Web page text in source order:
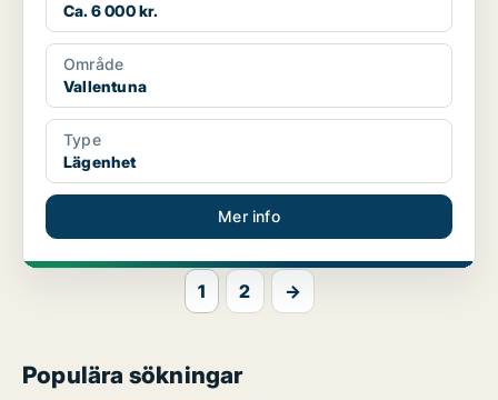
Ca. 6 000 kr.
Område
Vallentuna
Type
Lägenhet
Mer info
1 2 →
Populära sökningar